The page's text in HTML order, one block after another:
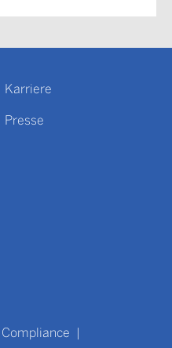
Karriere
Presse
Compliance